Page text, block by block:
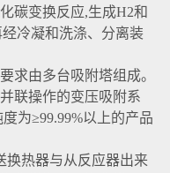
碳变换反应,生成H2和
冷凝和洗涤、分离装
求由多台吸附塔组成。
联操作的变压吸附系
为≥99.99%以上的产品
换热器与从反应器出来